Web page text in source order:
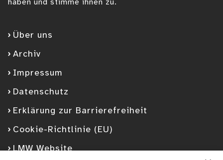
Über uns
Archiv
Impressum
Datenschutz
Erklärung zur Barrierefreiheit
Cookie-Richtlinie (EU)
LMW Website
haben und stimme ihnen zu.